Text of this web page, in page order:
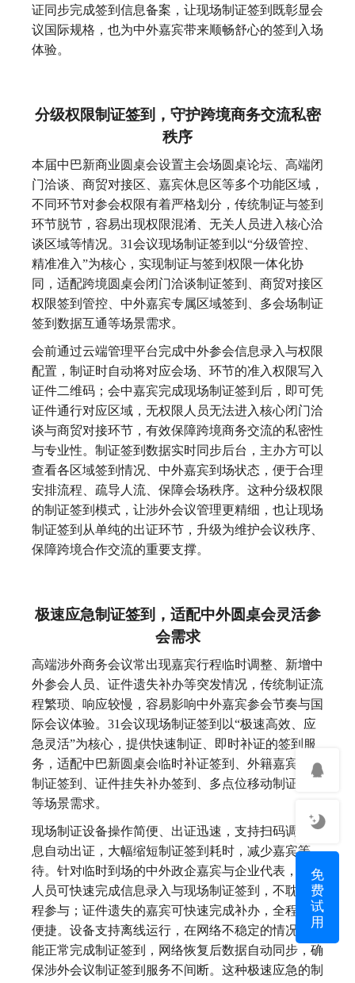
证同步完成签到信息备案，让现场制证签到既彰显会
议国际规格，也为中外嘉宾带来顺畅舒心的签到入场
体验。
分级权限制证签到，守护跨境商务交流私密
秩序
本届中巴新商业圆桌会设置主会场圆桌论坛、高端闭
门洽谈、商贸对接区、嘉宾休息区等多个功能区域，
不同环节对参会权限有着严格划分，传统制证与签到
环节脱节，容易出现权限混淆、无关人员进入核心洽
谈区域等情况。31会议现场制证签到以“分级管控、
精准准入”为核心，实现制证与签到权限一体化协
同，适配跨境圆桌会闭门洽谈制证签到、商贸对接区
权限签到管控、中外嘉宾专属区域签到、多会场制证
签到数据互通等场景需求。
会前通过云端管理平台完成中外参会信息录入与权限
配置，制证时自动将对应会场、环节的准入权限写入
证件二维码；会中嘉宾完成现场制证签到后，即可凭
证件通行对应区域，无权限人员无法进入核心闭门洽
谈与商贸对接环节，有效保障跨境商务交流的私密性
与专业性。制证签到数据实时同步后台，主办方可以
查看各区域签到情况、中外嘉宾到场状态，便于合理
安排流程、疏导人流、保障会场秩序。这种分级权限
的制证签到模式，让涉外会议管理更精细，也让现场
制证签到从单纯的出证环节，升级为维护会议秩序、
保障跨境合作交流的重要支撑。
极速应急制证签到，适配中外圆桌会灵活参
会需求
高端涉外商务会议常出现嘉宾行程临时调整、新增中
外参会人员、证件遗失补办等突发情况，传统制证流
程繁琐、响应较慢，容易影响中外嘉宾参会节奏与国
际会议体验。31会议现场制证签到以“极速高效、应
急灵活”为核心，提供快速制证、即时补证的签到服
务，适配中巴新圆桌会临时补证签到、外籍嘉宾快速
制证签到、证件挂失补办签到、多点位移动制证签到
等场景需求。
现场制证设备操作简便、出证迅速，支持扫码调取信
息自动出证，大幅缩短制证签到耗时，减少嘉宾等
待。针对临时到场的中外政企嘉宾与企业代表，工作
人员可快速完成信息录入与现场制证签到，不耽误议
程参与；证件遗失的嘉宾可快速完成补办，全程顺畅
便捷。设备支持离线运行，在网络不稳定的情况下也
能正常完成制证签到，网络恢复后数据自动同步，确
保涉外会议制证签到服务不间断。这种极速应急的制
免
费
试
用